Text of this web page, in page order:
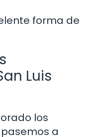
forma de
Luis
los
a